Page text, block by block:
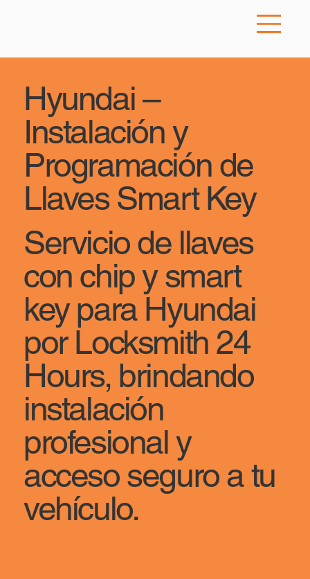
Hyundai –
Instalación y
Programación de
Llaves Smart Key
Servicio de llaves
con chip y smart
key para Hyundai
por Locksmith 24
Hours, brindando
instalación
profesional y
acceso seguro a tu
vehículo.